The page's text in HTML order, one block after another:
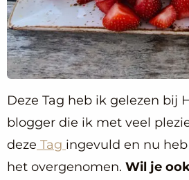
Deze Tag heb ik gelezen bij
blogger die ik met veel
deze Tag ingevuld en nu
het overgenomen. Wil je ook